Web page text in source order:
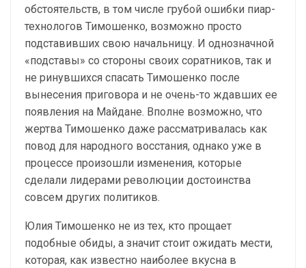
обстоятельств, в том числе грубой ошибки пиар-
технологов Тимошенко, возможно просто
подставивших свою начальницу. И однозначной
«подставы» со стороны своих соратников, так и
не ринувшихся спасать Тимошенко после
вынесения приговора и не очень-то ждавших ее
появления на Майдане. Вполне возможно, что
жертва Тимошенко даже рассматривалась как
повод для народного восстания, однако уже в
процессе произошли изменения, которые
сделали лидерами революции достоинства
совсем других политиков.
Юлия Тимошенко не из тех, кто прощает
подобные обиды, а значит стоит ожидать мести,
которая, как известно наиболее вкусна в